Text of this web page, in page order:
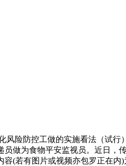
防控工做的实施看法（试行
做为食物平安监视员。近日，
(若有图片或视频亦包罗正在